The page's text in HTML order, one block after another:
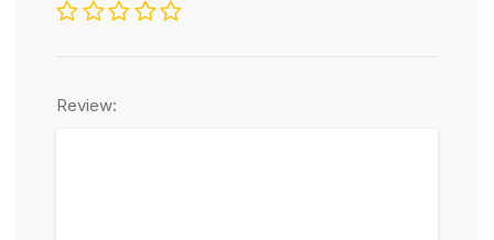
Review: